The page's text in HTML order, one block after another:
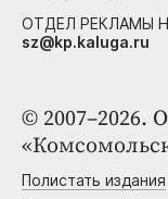
© 2007–2026.
Полистать издания
ОТДЕЛ РЕКЛАМЫ
sz@kp.kaluga.ru